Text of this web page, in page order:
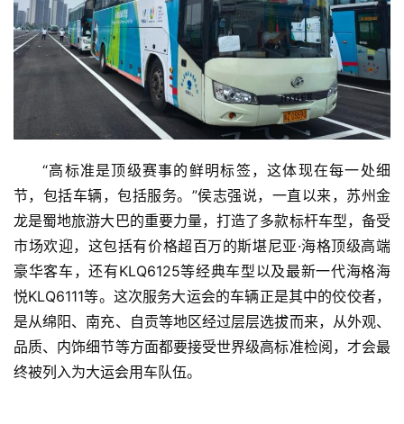
“高标准是顶级赛事的鲜明标签，这体现在每一处细
节，包括车辆，包括服务。”侯志强说，一直以来，苏州金
龙是蜀地旅游大巴的重要力量，打造了多款标杆车型，备受
市场欢迎，这包括有价格超百万的斯堪尼亚·海格顶级高端
豪华客车，还有KLQ6125等经典车型以及最新一代海格海
悦KLQ6111等。这次服务大运会的车辆正是其中的佼佼者，
是从绵阳、南充、自贡等地区经过层层选拔而来，从外观、
品质、内饰细节等方面都要接受世界级高标准检阅，才会最
终被列入为大运会用车队伍。